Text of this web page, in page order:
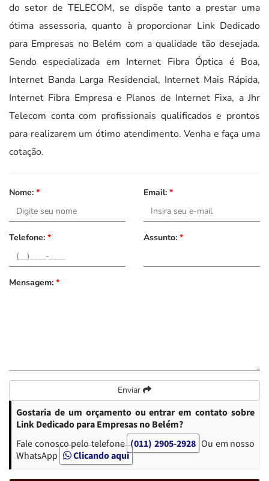
do setor de TELECOM, se dispõe tanto a prestar uma
ótima assessoria, quanto à proporcionar Link Dedicado
para Empresas no Belém com a qualidade tão desejada.
Sendo especializada em Internet Fibra Óptica é Boa,
Internet Banda Larga Residencial, Internet Mais Rápida,
Internet Fibra Empresa e Planos de Internet Fixa, a Jhr
Telecom conta com profissionais qualificados e prontos
para realizarem um ótimo atendimento. Venha e faça uma
cotação.
Nome: * Email: *
Telefone: * Assunto: *
Mensagem: *
Enviar
Gostaria de um orçamento ou entrar em contato sobre
Link Dedicado para Empresas no Belém?
Fale conosco pelo telefone (011) 2905-2928 Ou em nosso
WhatsApp
Clicando aqui